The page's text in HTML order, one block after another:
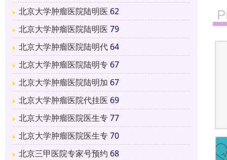
北京大学肿瘤医院陆明医 62
北京大学肿瘤医院陆明医 79
北京大学肿瘤医院陆明代 64
北京大学肿瘤医院陆明专 67
北京大学肿瘤医院陆明加 67
北京大学肿瘤医院代挂医 69
北京大学肿瘤医院医生专77
北京大学肿瘤医院医生专70
北京三甲医院专家号预约 68